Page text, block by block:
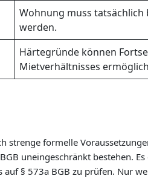
Wohnung muss tatsächlich
werden.
Härtegründe können
Mietverhältnisses
strenge formelle
uneingeschränkt bestehen.
§ 573a BGB zu prüfen. Nur